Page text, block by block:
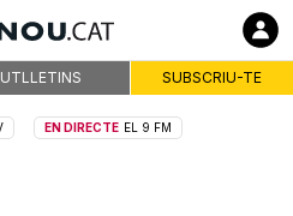
SUBSCRIU-TE
EN DIRECTE EL 9 FM